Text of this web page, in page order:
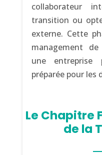
collaborateur
transition ou
externe. Cette
management
une
préparée pour les
Le Chapitre
de la